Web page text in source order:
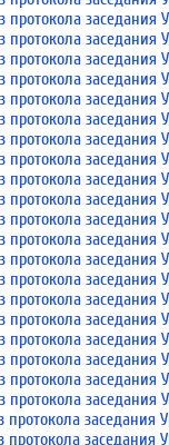
протокола заседания
протокола заседания
протокола заседания
протокола заседания
протокола заседания
заседания
заседания
протокола заседания
протокола заседания
протокола заседания
протокола заседания
протокола заседания
протокола заседания
протокола заседания
заседания
протокола заседания
протокола заседания
протокола заседания
протокола заседания
протокола заседания
протокола заседания
заседания